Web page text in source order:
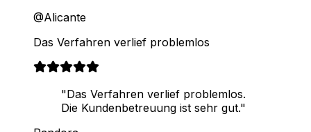
@Alicante
Das Verfahren verlief problemlos
"Das Verfahren verlief problemlos.
Die Kundenbetreuung ist sehr gut."